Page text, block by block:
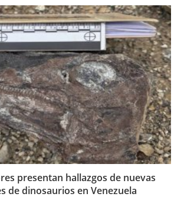
presentan hallazgos de nuevas
de dinosaurios en Venezuela